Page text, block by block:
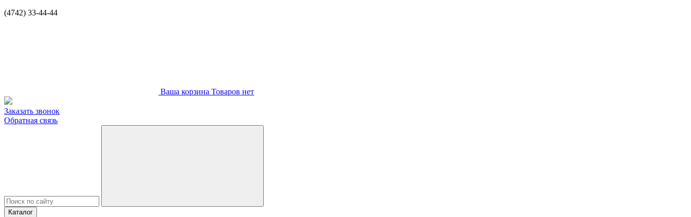
(4742) 33-44-44
Ваша корзина Товаров нет
Заказать звонок
Обратная связь
Каталог